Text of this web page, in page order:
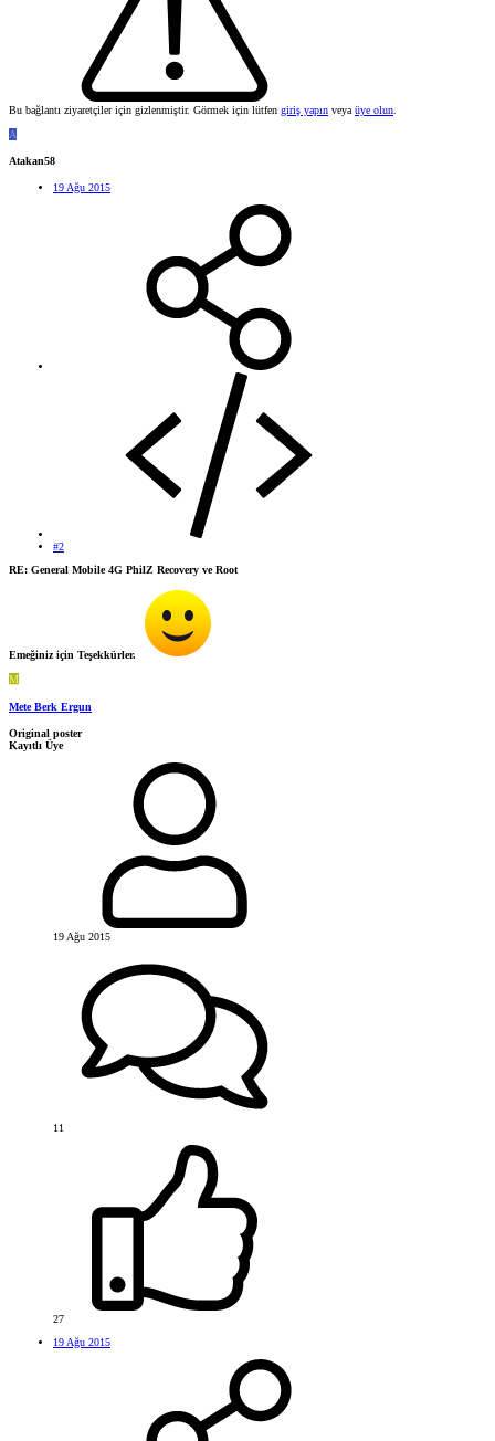
Bu bağlantı ziyaretçiler için gizlenmiştir. Görmek için lütfen giriş yapın veya üye olun
A
Atakan58
19 Ağu 2015
#2
RE: General Mobile 4G PhilZ Recovery ve Root
Emeğiniz için Teşekkürler.
M
Mete Berk Ergun
Original poster
Kayıtlı Üye
19 Ağu 2015
11
27
19 Ağu 2015